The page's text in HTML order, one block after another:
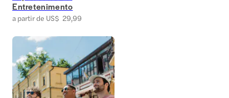
Entretenimento
a partir de US$ 29,99